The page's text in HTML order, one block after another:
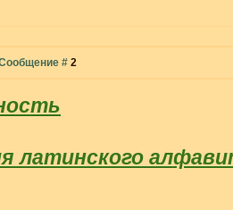
# 2
латинского